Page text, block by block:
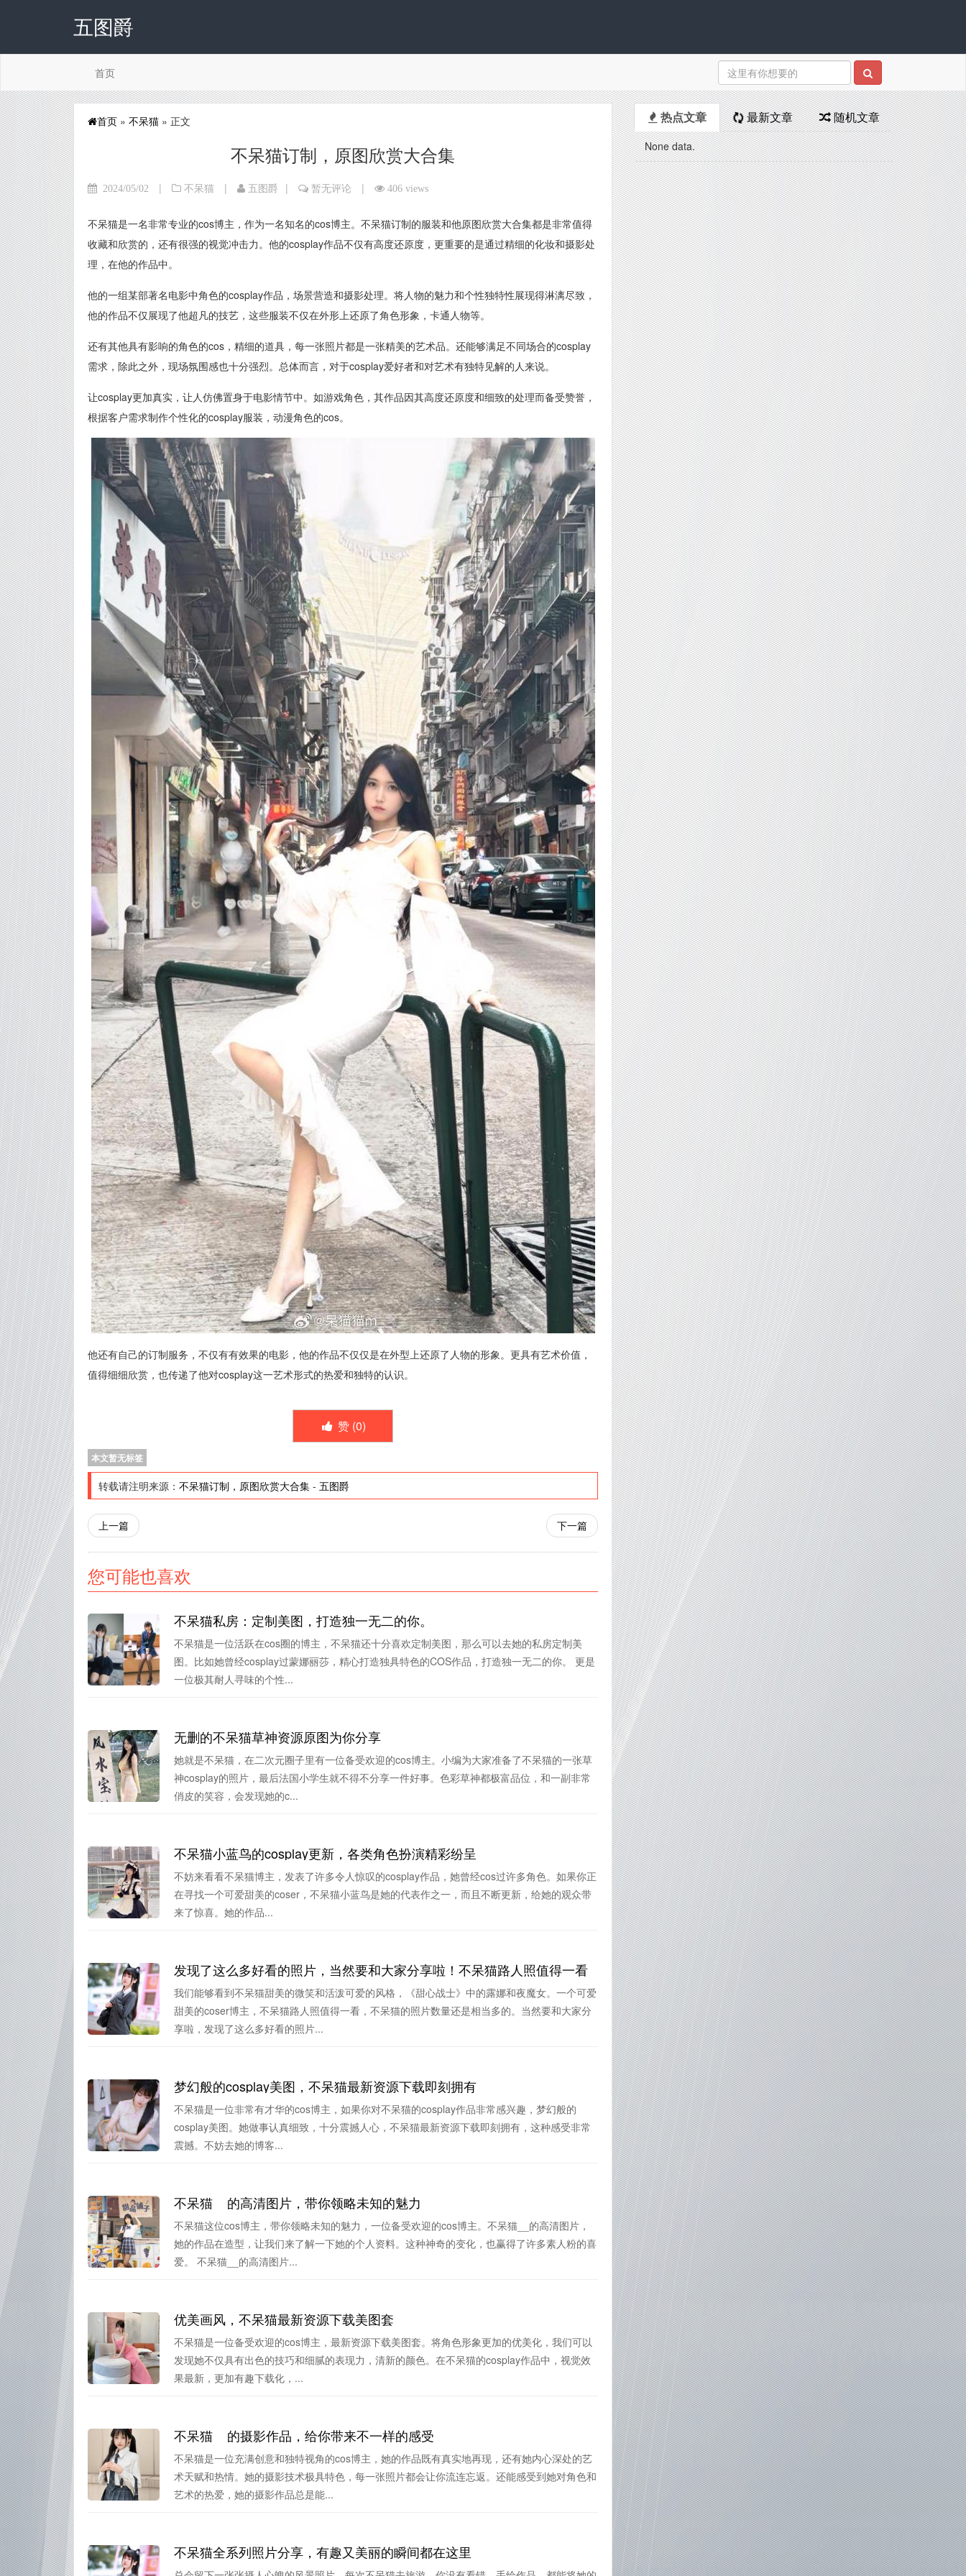
五图爵
首页
首页 » 不呆猫 » 正文
不呆猫订制，原图欣赏大合集
2024/05/02 | 不呆猫 | 五图爵 | 暂无评论 | 406 views
不呆猫是一名非常专业的cos博主，作为一名知名的cos博主。不呆猫订制的服装和他原图欣赏大合集都是非常值得
收藏和欣赏的，还有很强的视觉冲击力。他的cosplay作品不仅有高度还原度，更重要的是通过精细的化妆和摄影处
理，在他的作品中。
他的一组某部著名电影中角色的cosplay作品，场景营造和摄影处理。将人物的魅力和个性独特性展现得淋漓尽致，
他的作品不仅展现了他超凡的技艺，这些服装不仅在外形上还原了角色形象，卡通人物等。
还有其他具有影响的角色的cos，精细的道具，每一张照片都是一张精美的艺术品。还能够满足不同场合的cosplay
需求，除此之外，现场氛围感也十分强烈。总体而言，对于cosplay爱好者和对艺术有独特见解的人来说。
让cosplay更加真实，让人仿佛置身于电影情节中。如游戏角色，其作品因其高度还原度和细致的处理而备受赞誉，
根据客户需求制作个性化的cosplay服装，动漫角色的cos。
他还有自己的订制服务，不仅有有效果的电影，他的作品不仅仅是在外型上还原了人物的形象。更具有艺术价值，
值得细细欣赏，也传递了他对cosplay这一艺术形式的热爱和独特的认识。
赞 (0)
本文暂无标签
转载请注明来源： 不呆猫订制，原图欣赏大合集 - 五图爵
上一篇 下一篇
您可能也喜欢
不呆猫私房：定制美图，打造独一无二的你。
不呆猫是一位活跃在cos圈的博主，不呆猫还十分喜欢定制美图，那么可以去她的私房定制美
图。比如她曾经cosplay过蒙娜丽莎，精心打造独具特色的COS作品，打造独一无二的你。 更是
一位极其耐人寻味的个性...
无删的不呆猫草神资源原图为你分享
她就是不呆猫，在二次元圈子里有一位备受欢迎的cos博主。小编为大家准备了不呆猫的一张草
神cosplay的照片，最后法国小学生就不得不分享一件好事。色彩草神都极富品位，和一副非常
俏皮的笑容，会发现她的c...
不呆猫小蓝鸟的cosplay更新，各类角色扮演精彩纷呈
不妨来看看不呆猫博主，发表了许多令人惊叹的cosplay作品，她曾经cos过许多角色。如果你正
在寻找一个可爱甜美的coser，不呆猫小蓝鸟是她的代表作之一，而且不断更新，给她的观众带
来了惊喜。她的作品...
发现了这么多好看的照片，当然要和大家分享啦！不呆猫路人照值得一看
我们能够看到不呆猫甜美的微笑和活泼可爱的风格，《甜心战士》中的露娜和夜魔女。一个可爱
甜美的coser博主，不呆猫路人照值得一看，不呆猫的照片数量还是相当多的。当然要和大家分
享啦，发现了这么多好看的照片...
梦幻般的cosplay美图，不呆猫最新资源下载即刻拥有
不呆猫是一位非常有才华的cos博主，如果你对不呆猫的cosplay作品非常感兴趣，梦幻般的
cosplay美图。她做事认真细致，十分震撼人心，不呆猫最新资源下载即刻拥有，这种感受非常
震撼。不妨去她的博客...
不呆猫__的高清图片，带你领略未知的魅力
不呆猫这位cos博主，带你领略未知的魅力，一位备受欢迎的cos博主。不呆猫__的高清图片，
她的作品在造型，让我们来了解一下她的个人资料。这种神奇的变化，也赢得了许多素人粉的喜
爱。 不呆猫__的高清图片...
优美画风，不呆猫最新资源下载美图套
不呆猫是一位备受欢迎的cos博主，最新资源下载美图套。将角色形象更加的优美化，我们可以
发现她不仅具有出色的技巧和细腻的表现力，清新的颜色。在不呆猫的cosplay作品中，视觉效
果最新，更加有趣下载化，...
不呆猫__的摄影作品，给你带来不一样的感受
不呆猫是一位充满创意和独特视角的cos博主，她的作品既有真实地再现，还有她内心深处的艺
术天赋和热情。她的摄影技术极具特色，每一张照片都会让你流连忘返。还能感受到她对角色和
艺术的热爱，她的摄影作品总是能...
不呆猫全系列照片分享，有趣又美丽的瞬间都在这里
热点文章 最新文章 随机文章
None data.